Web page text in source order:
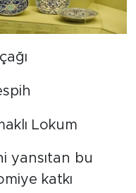
Lokum
yansıtan bu
katkı